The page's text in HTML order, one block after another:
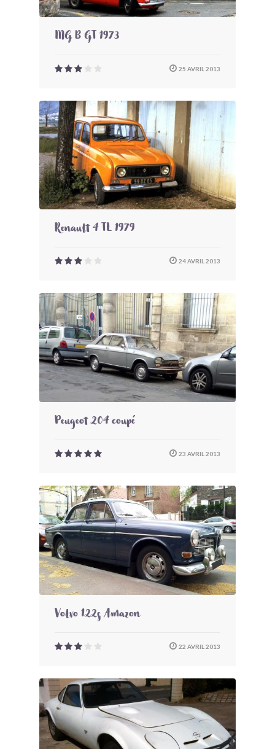
MG B GT 1973
25 AVRIL 2013
Renault 4 TL 1979
24 AVRIL 2013
Peugeot 204 coupé
23 AVRIL 2013
Volvo 122s Amazon
22 AVRIL 2013